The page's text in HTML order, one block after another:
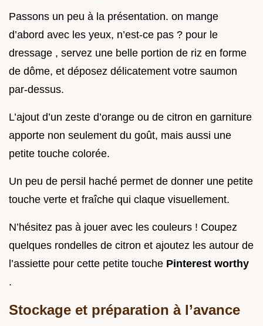
Passons un peu à la présentation. on mange
d’abord avec les yeux, n’est-ce pas ? pour le
dressage , servez une belle portion de riz en forme
de dôme, et déposez délicatement votre saumon
par-dessus.
L’ajout d’un zeste d’orange ou de citron en garniture
apporte non seulement du goût, mais aussi une
petite touche colorée.
Un peu de persil haché permet de donner une petite
touche verte et fraîche qui claque visuellement.
N’hésitez pas à jouer avec les couleurs ! Coupez
quelques rondelles de citron et ajoutez les autour de
l’assiette pour cette petite touche Pinterest worthy
.
Stockage et préparation à l’avance